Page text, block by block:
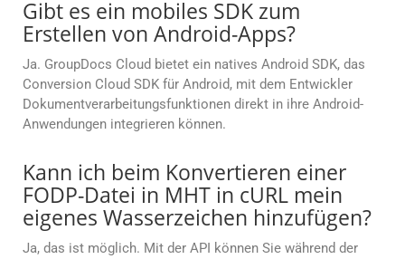
Gibt es ein mobiles SDK zum
Erstellen von Android-Apps?
Ja. GroupDocs Cloud bietet ein natives Android SDK, das
Conversion Cloud SDK für Android, mit dem Entwickler
Dokumentverarbeitungsfunktionen direkt in ihre Android-
Anwendungen integrieren können.
Kann ich beim Konvertieren einer
FODP-Datei in MHT in cURL mein
eigenes Wasserzeichen hinzufügen?
Ja, das ist möglich. Mit der API können Sie während der